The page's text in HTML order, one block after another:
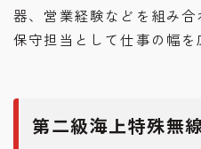
器、営業経験などを組み
保守担当として仕事の幅を
第二級海上特殊無